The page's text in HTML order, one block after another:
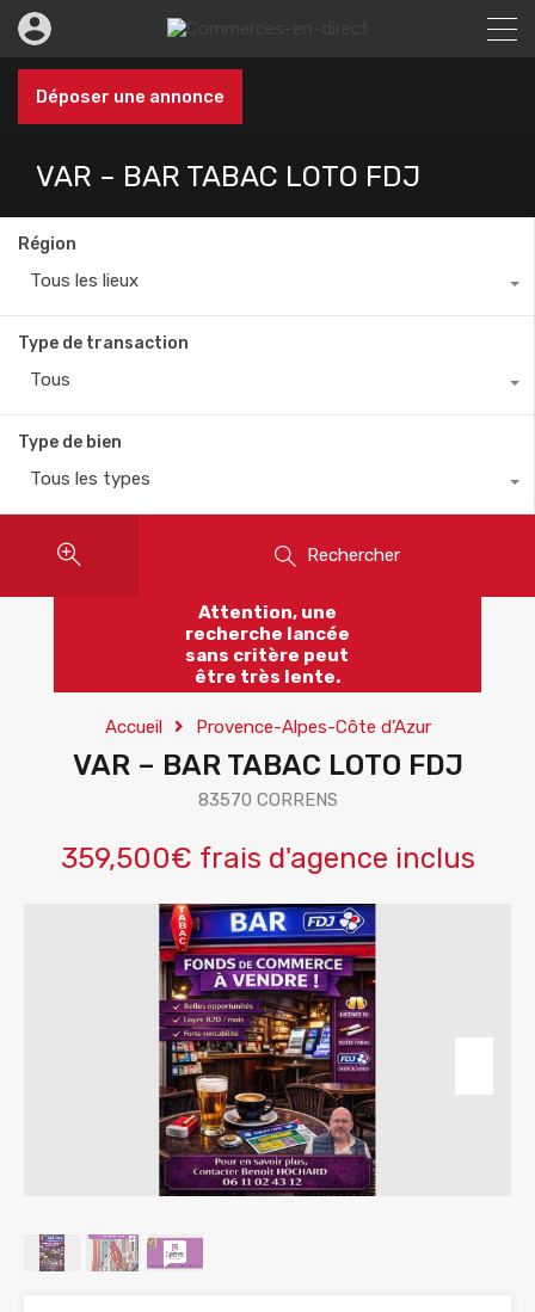
Déposer une annonce
VAR – BAR TABAC LOTO FDJ
Région
Tous les lieux
Type de transaction
Tous
Type de bien
Tous les types
Rechercher
Attention, une
recherche lancée
sans critère peut
être très lente.
Accueil Provence-Alpes-Côte d’Azur
VAR – BAR TABAC LOTO FDJ
83570 CORRENS
359,500€ frais d'agence inclus